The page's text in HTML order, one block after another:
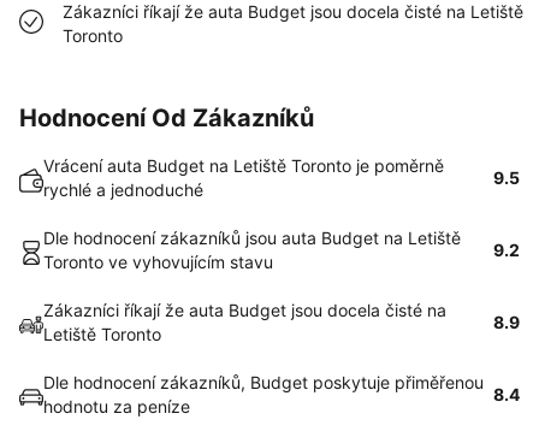
Zákazníci říkají že auta Budget jsou docela čisté na Letiště
Toronto
Hodnocení Od Zákazníků
Vrácení auta Budget na Letiště Toronto je poměrně
rychlé a jednoduché
9.5
Dle hodnocení zákazníků jsou auta Budget na Letiště
Toronto ve vyhovujícím stavu
9.2
Zákazníci říkají že auta Budget jsou docela čisté na
Letiště Toronto
8.9
Dle hodnocení zákazníků, Budget poskytuje přiměřenou
hodnotu za peníze
8.4